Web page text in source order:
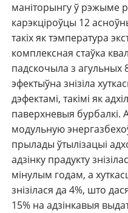
маніторынгу ў рэжыме
карэкціроўцы 12
такіх як тэмпература
комплексная стаўка
падскочыла з агульных
эфектыўна знізіла
дэфектамі, такімі як
паверхневыя бурбалкі.
модульную
прылады ўтылізацыі
адзінку прадукту
мінулым годам, а
знізілася да 4%, што
15% на адзінкавыя